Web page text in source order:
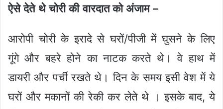
ऐसे देते थे चोरी की वारदात को अंजाम –
आरोपी चोरी के इरादे से घरों/पीजी में घुसने के लिए
गूंगे और बहरे होने का नाटक करते थे। वे हाथ में
डायरी और पर्ची रखते थे। दिन के समय इसी वेश में ये
घरों और मकानों की रेकी कर लेते थे । इसके बाद, ये